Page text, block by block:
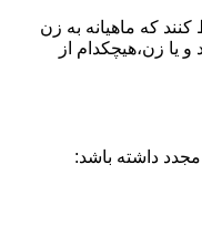
که ماهیانه به زن
یا زن،هیچکدام از
مجدد داشته باشد: